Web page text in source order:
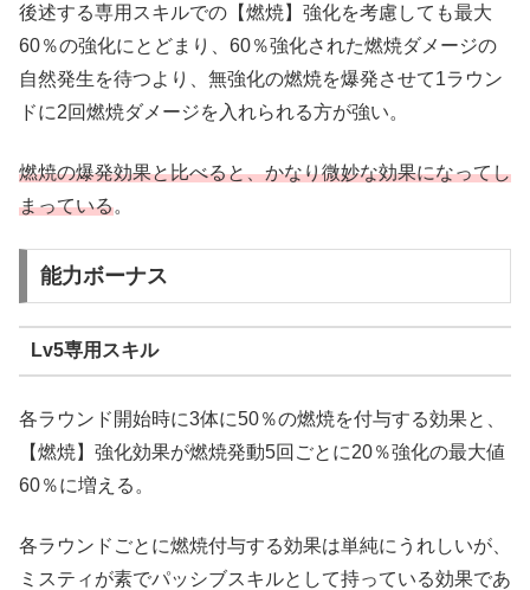
後述する専用スキルでの【燃焼】強化を考慮しても最大
60％の強化にとどまり、60％強化された燃焼ダメージの
自然発生を待つより、無強化の燃焼を爆発させて1ラウン
ドに2回燃焼ダメージを入れられる方が強い。
燃焼の爆発効果と比べると、かなり微妙な効果になってし
まっている。
能力ボーナス
Lv5専用スキル
各ラウンド開始時に3体に50％の燃焼を付与する効果と、
【燃焼】強化効果が燃焼発動5回ごとに20％強化の最大値
60％に増える。
各ラウンドごとに燃焼付与する効果は単純にうれしいが、
ミスティが素でパッシブスキルとして持っている効果であ